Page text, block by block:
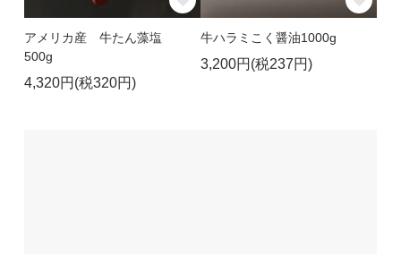
アメリカ産 牛たん藻塩
500g
4,320円(税320円)
牛ハラミこく醤油1000g
3,200円(税237円)